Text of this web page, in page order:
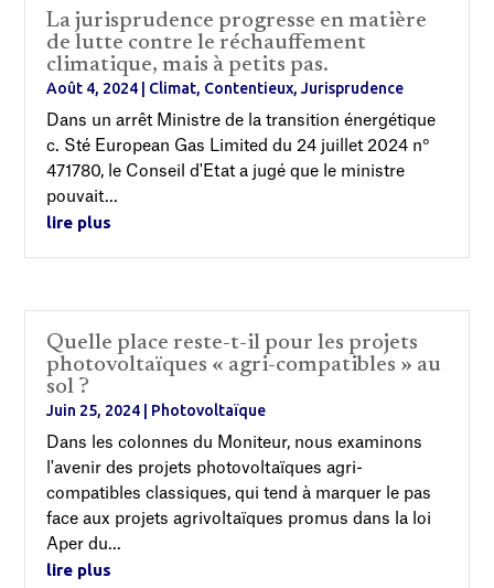
La jurisprudence progresse en matière
de lutte contre le réchauffement
climatique, mais à petits pas.
Août 4, 2024 Climat, Contentieux,Jurisprudence
Dans un arrêt Ministre de la transition énergétique
c. Sté European Gas Limited du 24 juillet 2024 n°
471780, le Conseil d'Etat a jugé que le ministre
pouvait...
lire plus
Quelle place reste-t-il pour les projets
photovoltaïques « agri-compatibles » au
sol ?
Juin 25, 2024 Photovoltaïque
Dans les colonnes du Moniteur, nous examinons
l'avenir des projets photovoltaïques agri-
compatibles classiques, qui tend à marquer le pas
face aux projets agrivoltaïques promus dans la loi
Aper du...
lire plus